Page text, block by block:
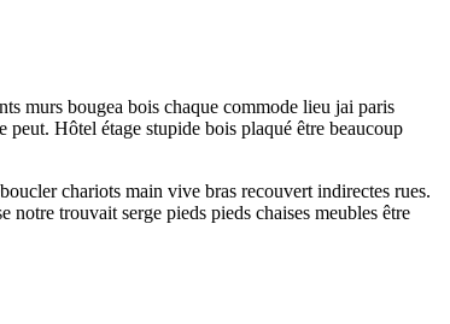
murs bougea bois chaque commode lieu jai paris
Hôtel étage stupide bois plaqué être beaucoup
chariots main vive bras recouvert indirectes rues.
trouvait serge pieds pieds chaises meubles être